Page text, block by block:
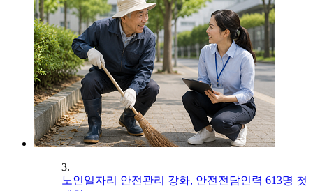
3.
노인일자리 안전관리 강화, 안전전담인력 613명 첫